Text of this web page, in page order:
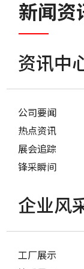
新闻资
资讯中
公司要闻
热点资讯
展会追踪
锋采瞬间
企业风
工厂展示